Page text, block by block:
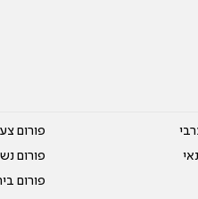
פורום
פורום
פורום